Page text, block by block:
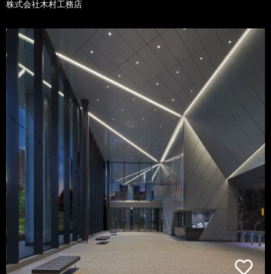
株式会社木村工務店